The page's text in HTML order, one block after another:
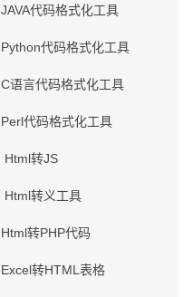
JAVA代码格式化工具
Python代码格式化工具
C语言代码格式化工具
Perl代码格式化工具
Html转JS
Html转义工具
Html转PHP代码
Excel转HTML表格